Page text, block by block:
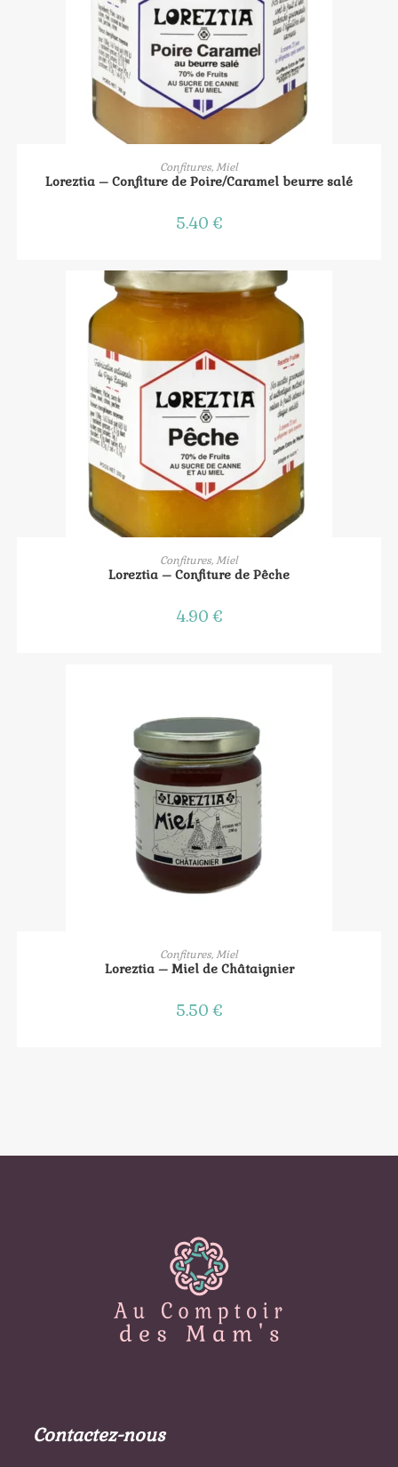
AJOUTER AU PANIER
Confitures, Miel
Loreztia – Confiture de Poire/Caramel beurre salé
5.40€
AJOUTER AU PANIER
Confitures, Miel
Loreztia – Confiture de Pêche
4.90€
AJOUTER AU PANIER
Confitures, Miel
Loreztia – Miel de Châtaignier
5.50€
Contactez-nous